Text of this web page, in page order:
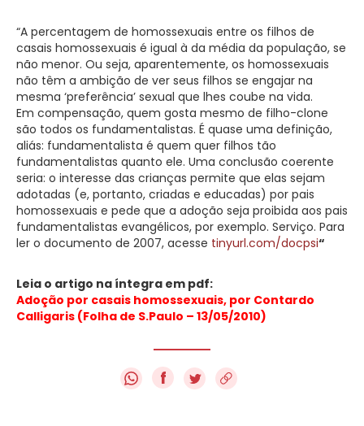
“A percentagem de homossexuais entre os filhos de
casais homossexuais é igual à da média da população, se
não menor. Ou seja, aparentemente, os homossexuais
não têm a ambição de ver seus filhos se engajar na
mesma ‘preferência’ sexual que lhes coube na vida.
Em compensação, quem gosta mesmo de filho-clone
são todos os fundamentalistas. É quase uma definição,
aliás: fundamentalista é quem quer filhos tão
fundamentalistas quanto ele. Uma conclusão coerente
seria: o interesse das crianças permite que elas sejam
adotadas (e, portanto, criadas e educadas) por pais
homossexuais e pede que a adoção seja proibida aos pais
fundamentalistas evangélicos, por exemplo. Serviço. Para
ler o documento de 2007, acesse tinyurl.com/docpsi“
Leia o artigo na íntegra em pdf:
Adoção por casais homossexuais, por Contardo
Calligaris (Folha de S.Paulo – 13/05/2010)
f